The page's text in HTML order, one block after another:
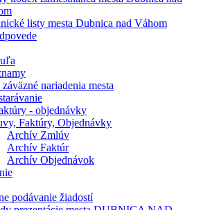
listy mesta Dubnica nad Váhom
nariadenia mesta
- objednávky
Faktúry, Objednávky
Archív Zmlúv
Archív Faktúr
Archív Objednávok
podávanie žiadostí